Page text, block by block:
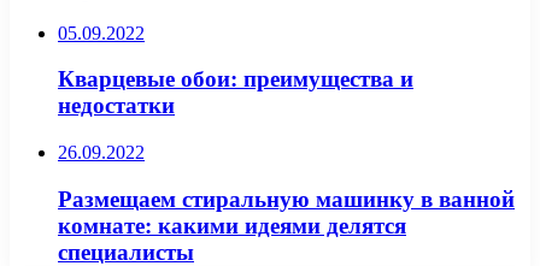
05.09.2022
Кварцевые обои: преимущества и
недостатки
26.09.2022
Размещаем стиральную машинку в ванной
комнате: какими идеями делятся
специалисты